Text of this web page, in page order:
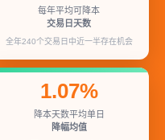
每年平均可降本
交易日天数
全年240个交易日中近一半存在机会
1.07%
降本天数平均单日
降幅均值